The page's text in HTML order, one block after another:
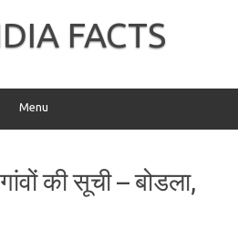
FACTS
Menu
की सूची – बोडला,